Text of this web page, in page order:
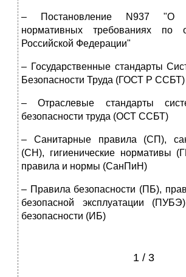
– Постановление N937 "О
нормативных требованиях по
Российской Федерации"
– Государственные стандарты
Безопасности Труда (ГОСТ Р ССБТ)
– Отраслевые стандарты
безопасности труда (ОСТ ССБТ)
– Санитарные правила (СП),
(СН), гигиенические нормативы
правила и нормы (СанПиН)
– Правила безопасности (ПБ),
безопасной эксплуатации
безопасности (ИБ)
1 / 3